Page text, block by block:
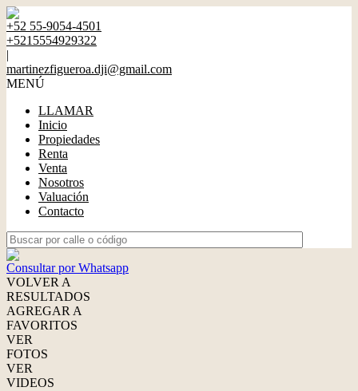
+52 55-9054-4501
+5215554929322
|
martinezfigueroa.dji@gmail.com
MENÚ
LLAMAR
Inicio
Propiedades
Renta
Venta
Nosotros
Valuación
Contacto
Consultar por Whatsapp
VOLVER A
RESULTADOS
AGREGAR A
FAVORITOS
VER
FOTOS
VER
VIDEOS